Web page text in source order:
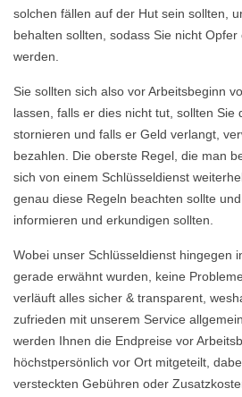
solchen fällen auf der Hut sein sollten,
behalten sollten, sodass Sie nicht
werden.
Sie sollten sich also vor Arbeitsbeginn
lassen, falls er dies nicht tut, sollten Sie
stornieren und falls er Geld verlangt,
bezahlen. Die oberste Regel, die man
sich von einem Schlüsseldienst
genau diese Regeln beachten sollte
informieren und erkundigen sollten.
Wobei unser Schlüsseldienst hingegen
gerade erwähnt wurden, keine
verläuft alles sicher & transparent,
zufrieden mit unserem Service
werden Ihnen die Endpreise vor
höchstpersönlich vor Ort mitgeteilt,
versteckten Gebühren oder